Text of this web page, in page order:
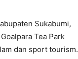
Sukabumi,
Tea Park
dan sport tourism.